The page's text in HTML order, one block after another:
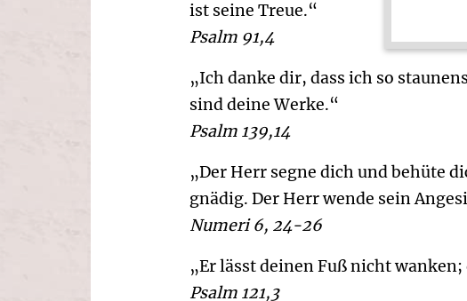
ist seine Treue.“
Psalm 91,4
„Ich danke dir, dass ich so
sind deine Werke.“
Psalm 139,14
„Der Herr segne dich und behüte
gnädig. Der Herr wende sein
Numeri 6, 24-26
„Er lässt deinen Fuß nicht
Psalm 121,3